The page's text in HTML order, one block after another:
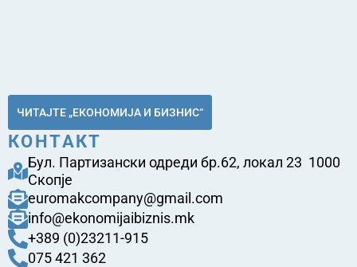
ЧИТАЈТЕ „ЕКОНОМИЈА И БИЗНИС“
КОНТАКТ
Бул. Партизански одреди бр.62, локал 23 1000
Скопје
euromakcompany@gmail.com
info@ekonomijaibiznis.mk
+389 (0)23211-915
075 421 362